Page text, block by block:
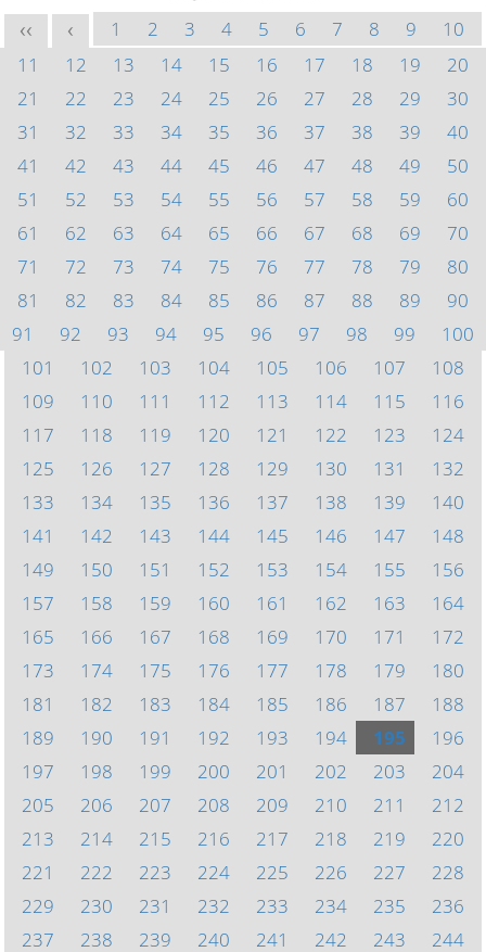
<< < 1 2 3 4 5 6 7 8 9
10
11
12 13 14 15 16 17 18 19
20
21
22 23 24 25 26 27 28 29
30
31
32 33 34 35 36 37 38 39
40
41
42 43 44 45 46 47 48 49
50
51
52 53 54 55 56 57 58 59
60
61
62 63 64 65 66 67 68 69
70
71
72 73 74 75 76 77 78 79
80
81
82 83 84 85 86 87 88 89
90
91
92 93 94 95 96 97 98 99
100
101
102 103 104 105 106 107
108
109
110 111 112 113 114 115
116
117
118 119 120 121 122 123
124
125
126 127 128 129 130 131
132
133
134 135 136 137 138 139
140
141
142 143 144 145 146 147
148
149
150 151 152 153 154 155
156
157
158 159 160 161 162 163
164
165
166 167 168 169 170 171
172
173
174 175 176 177 178 179
180
181
182 183 184 185 186 187
188
189
190 191 192 193 194 195
196
197
198 199 200 201 202 203
204
205
206 207 208 209 210 211
212
213
214 215 216 217 218 219
220
221
222 223 224 225 226 227
228
229
230 231 232 233 234 235
236
237
238 239 240 241 242 243
244